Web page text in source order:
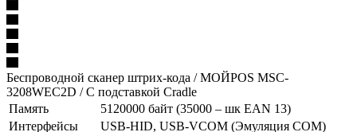
Беспроводной сканер штрих-кода / МОЙPOS MSC-
3208WEC2D / С подставкой Cradle
Память
5120000 байт (35000 – шк EAN 13)
Интерфейсы
USB-HID, USB-VCOM (Эмуляция COM)